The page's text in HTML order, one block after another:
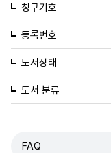
청구기호
등록번호
도서상태
도서 분류
FAQ